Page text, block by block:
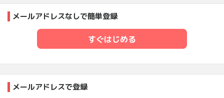
メールアドレスなしで簡単登録
すぐはじめる
メールアドレスで登録